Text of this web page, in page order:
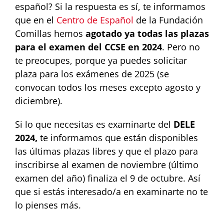
español? Si la respuesta es sí, te informamos
que en el Centro de Español de la Fundación
Comillas hemos agotado ya todas las plazas
para el examen del CCSE en 2024. Pero no
te preocupes, porque ya puedes solicitar
plaza para los exámenes de 2025 (se
convocan todos los meses excepto agosto y
diciembre).
Si lo que necesitas es examinarte del DELE
2024, te informamos que están disponibles
las últimas plazas libres y que el plazo para
inscribirse al examen de noviembre (último
examen del año) finaliza el 9 de octubre. Así
que si estás interesado/a en examinarte no te
lo pienses más.